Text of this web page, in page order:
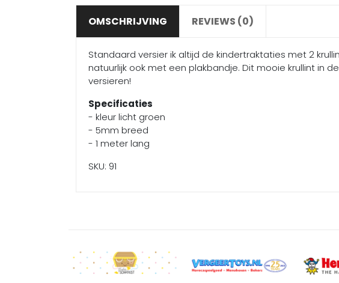
OMSCHRIJVING REVIEWS (0)
Standaard versier ik altijd de kindertraktaties met 2
natuurlijk ook met een plakbandje. Dit mooie krullint in
versieren!
Specificaties
- kleur licht groen
- 5mm breed
- 1 meter lang
SKU: 91